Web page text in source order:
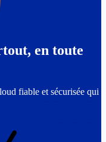
en toute
fiable et sécurisée qui